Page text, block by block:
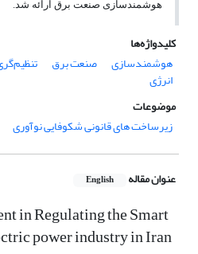
هوشمندسازی صنعت برق ارائه شد.
کلیدواژه‌ها
هوشمندسازی
صنعت برق
انرژی
موضوعات
زیرساخت های قانونی شکوفایی نوآوری
عنوان مقاله English
in Regulating the Smart
power industry in Iran